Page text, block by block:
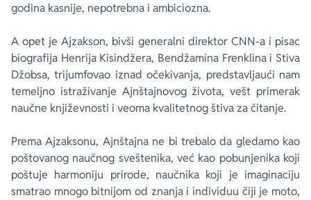
godina kasnije, nepotrebna i ambiciozna.
A opet je Ajzakson, bivši generalni direktor CNN-a i pisac
biografija Henrija Kisindžera, Bendžamina Frenklina i Stiva
Džobsa, trijumfovao iznad očekivanja, predstavljaući nam
temeljno istraživanje Ajnštajnovog života, vešt primerak
naučne književnosti i veoma kvalitetnog štiva za čitanje.
Prema Ajzaksonu, Ajnštajna ne bi trebalo da gledamo kao
poštovanog naučnog sveštenika, već kao pobunjenika koji
poštuje harmoniju prirode, naučnika koji je imaginaciju
smatrao mnogo bitnijom od znanja i individuu čiji je moto,